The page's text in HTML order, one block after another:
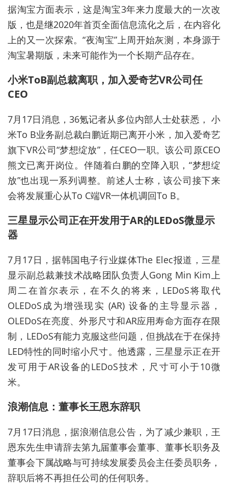
据淘宝方面表示，这是淘宝3年来力度最大的一次改
版，也是继2020年首页全面信息流化之后，在内容化
上的又一次探索。“夜淘宝”上周开始灰测，本身源于
淘宝暑期版，未来可能作为一个长期产品存在。
小米ToB副总裁离职，加入爱奇艺VR公司任
CEO
7月17日消息，36氪记者从多位内部人士处获悉， 小
米To B业务副总裁白鹏近期已离开小米，加入爱奇艺
旗下VR公司“梦想绽放”，任CEO一职。该公司原CEO
熊文已离开岗位。伴随着白鹏的空降入职，“梦想绽
放”也出现一系列调整。前述人士称，该公司接下来
会将发展重心从To C端VR一体机调回To B。
三星显示公司正在开发用于AR的LEDoS微显示
器
7月17日，据韩国电子行业媒体The Elec报道，三星
显示副总裁兼技术战略团队负责人Gong Min Kim上
周二在首尔表示，在不久的将来，LEDoS将取代
OLEDoS成为增强现实 (AR) 设备的主导显示器，
OLEDoS在亮度、外形尺寸和AR应用寿命方面存在限
制，LEDoS有能力克服这些问题，但挑战在于在保持
LED特性的同时缩小尺寸。他透露，三星显示正在开
发可用于AR设备的LEDoS技术，尺寸可小于10微
米。
浪潮信息：董事长王恩东辞职
7月17日消息，据浪潮信息公告，为了减少兼职，王
恩东先生申请辞去第九届董事会董事、董事长职务及
董事会下属战略与可持续发展委员会主任委员职务，
辞职后将不再担任公司的任何职务。